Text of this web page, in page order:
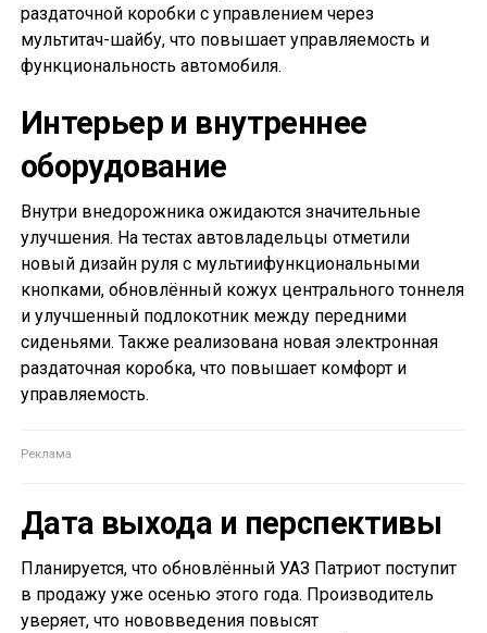
раздаточной коробки с управлением через
мультитач-шайбу, что повышает управляемость и
функциональность автомобиля.
Интерьер и внутреннее
оборудование
Внутри внедорожника ожидаются значительные
улучшения. На тестах автовладельцы отметили
новый дизайн руля с мультиифункциональными
кнопками, обновлённый кожух центрального тоннеля
и улучшенный подлокотник между передними
сиденьями. Также реализована новая электронная
раздаточная коробка, что повышает комфорт и
управляемость.
Дата выхода и перспективы
Планируется, что обновлённый УАЗ Патриот поступит
в продажу уже осенью этого года. Производитель
уверяет, что нововведения повысят